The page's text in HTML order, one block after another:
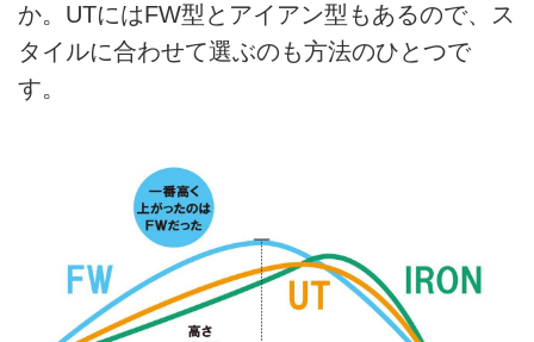
か。UTにはFW型とアイアン型もあるので、ス
タイルに合わせて選ぶのも方法のひとつで
す。